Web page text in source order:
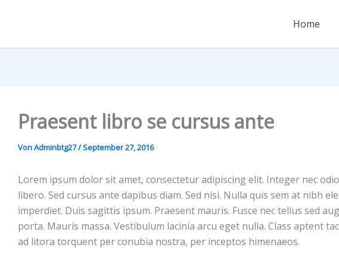
Home
Praesent libro se cursus ante
VonAdminbtg27/September 27, 2016
Lorem ipsum dolor sit amet, consectetur adipiscing elit. Integer nec
libero. Sed cursus ante dapibus diam. Sed nisi. Nulla quis sem at nibh
imperdiet. Duis sagittis ipsum. Praesent mauris. Fusce nec tellus sed
porta. Mauris massa. Vestibulum lacinia arcu eget nulla. Class aptent
ad litora torquent per conubia nostra, per inceptos himenaeos.